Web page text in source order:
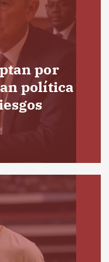
por
política